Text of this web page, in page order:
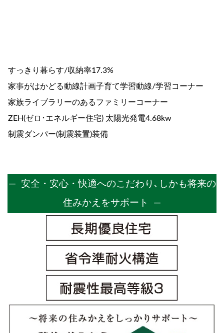
すっきり暮らす/収納率17.3%
家事がはかどる動線計画子育て学習動線/学習コーナー
家族ライブラリーのあるファミリーコーナー
ZEH(ゼロ･エネルギー住宅) 太陽光発電4.68kw
制震ダンパー(制震装置)装備
― 安全・安心・快適へのこだわり､しかも将来の
住みかえをサポート ―